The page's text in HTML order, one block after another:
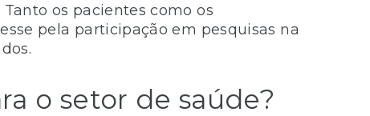
os pacientes como os
pela participação em pesquisas na
o setor de saúde?